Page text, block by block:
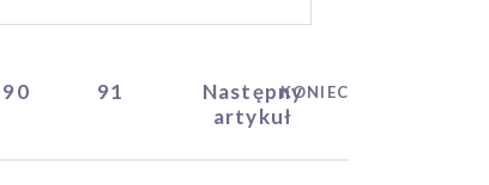
90 91
Następny
artykuł
KONIEC